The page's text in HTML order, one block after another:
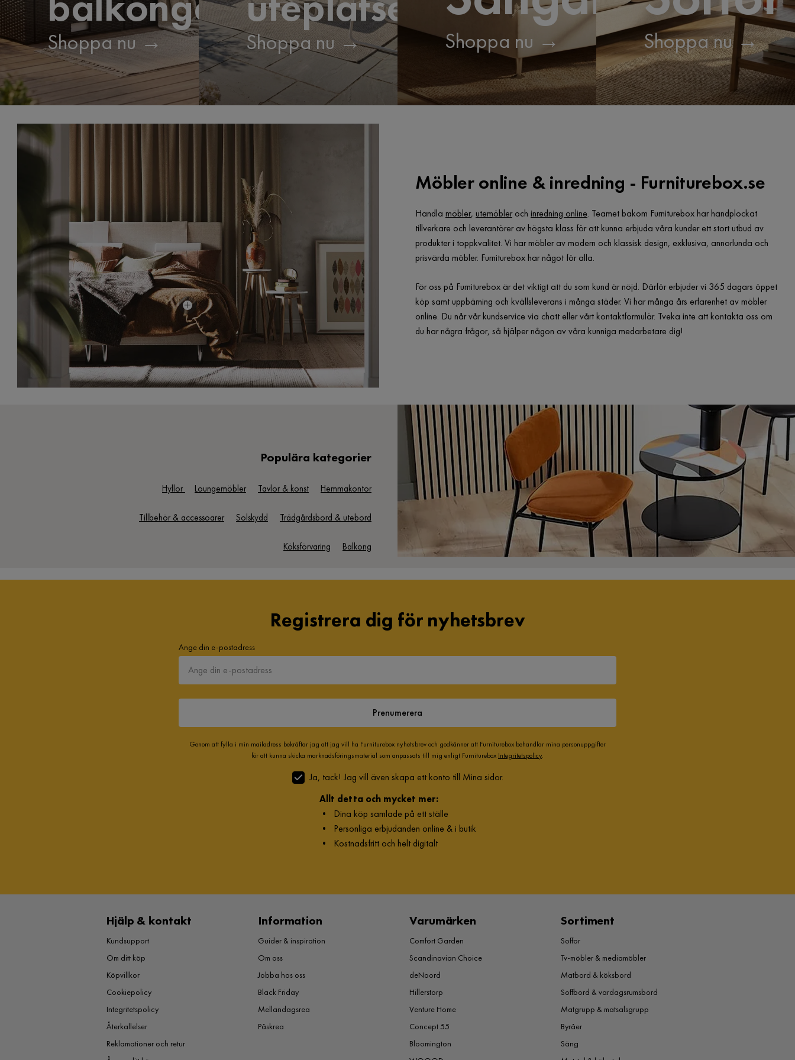
Shoppa nu → Shoppa nu → Shoppa nu → Shoppa nu →
11 999 kr
Möbler online & inredning - Furniturebox.se
Handla möbler, utemöbleroch inredning online. Teamet bakom Furniturebox har handplockat
tillverkare och leverantörer av högsta klass för att kunna erbjuda våra kunder ett stort utbud av
produkter i toppkvalitet. Vi har möbler av modern och klassisk design, exklusiva, annorlunda och
prisvärda möbler. Furniturebox har något för alla.
För oss på Furniturebox är det viktigt att du som kund är nöjd. Därför erbjuder vi 365 dagars öppet
köp samt uppbärning och kvällsleverans i många städer. Vi har många års erfarenhet av möbler
online. Du når vår kundservice via chatt eller vårt kontaktformulär. Tveka inte att kontakta oss om
du har några frågor, så hjälper någon av våra kunniga medarbetare dig!
Populära kategorier
Hyllor Loungemöbler Tavlor & konst Hemmakontor
Tillbehör & accessoarer Solskydd Trädgårdsbord & utebord
Köksförvaring Balkong
Registrera dig för nyhetsbrev
Ange din e-postadress
Prenumerera
Genom att fylla i min mailadress bekräftar jag att jag vill ha Furniturebox nyhetsbrev och godkänner att Furniturebox behandlar mina personuppgifter
för att kunna skicka marknadsföringsmaterial som anpassats till mig enligt Furniturebox Integritetspolicy.
Ja, tack! Jag vill även skapa ett konto till Mina sidor.
Allt detta och mycket mer:
• Dina köp samlade på ett ställe
• Personliga erbjudanden online & i butik
• Kostnadsfritt och helt digitalt
Hjälp & kontakt
Kundsupport
Om ditt köp
Köpvillkor
Cookiepolicy
Integritetspolicy
Återkallelser
Reklamationer och retur
Information
Guider & inspiration
Om oss
Jobba hos oss
Black Friday
Mellandagsrea
Påskrea
Varumärken
Comfort Garden
Scandinavian Choice
deNoord
Hillerstorp
Venture Home
Concept 55
Bloomington
Sortiment
Soffor
Tv-möbler & mediamöbler
Matbord & köksbord
Soffbord & vardagsrumsbord
Matgrupp & matsalsgrupp
Byråer
Säng